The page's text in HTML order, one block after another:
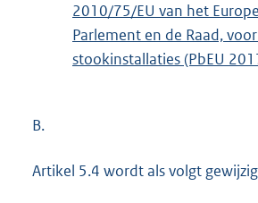
n
e
l
2010/75/EU van het
Parlement en de Raad,
stookinstallaties (PbEU
B.
Artikel 5.4 wordt als volgt